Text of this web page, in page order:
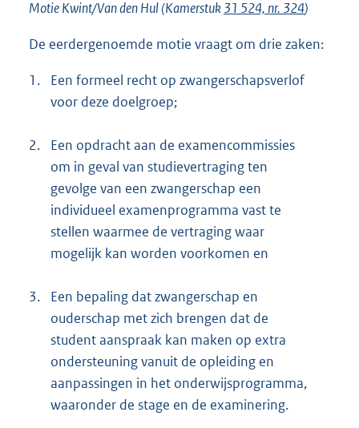
Motie Kwint/Van den Hul (Kamerstuk31 524, nr. 324)
De eerdergenoemde motie vraagt om drie zaken:
1.
Een formeel recht op zwangerschapsverlof
voor deze doelgroep;
2.
Een opdracht aan de examencommissies
om in geval van studievertraging ten
gevolge van een zwangerschap een
individueel examenprogramma vast te
stellen waarmee de vertraging waar
mogelijk kan worden voorkomen en
3.
Een bepaling dat zwangerschap en
ouderschap met zich brengen dat de
student aanspraak kan maken op extra
ondersteuning vanuit de opleiding en
aanpassingen in het onderwijsprogramma,
waaronder de stage en de examinering.